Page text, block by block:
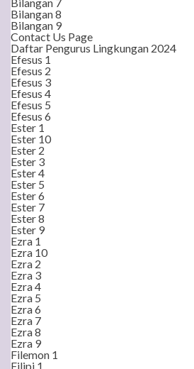
Bilangan 8
Bilangan 9
Contact Us Page
Daftar Pengurus Lingkungan 2024
Efesus 1
Efesus 2
Efesus 3
Efesus 4
Efesus 5
Efesus 6
Ester 1
Ester 10
Ester 2
Ester 3
Ester 4
Ester 5
Ester 6
Ester 7
Ester 8
Ester 9
Ezra 1
Ezra 10
Ezra 2
Ezra 3
Ezra 4
Ezra 5
Ezra 6
Ezra 7
Ezra 8
Ezra 9
Filemon 1
Filipi 1